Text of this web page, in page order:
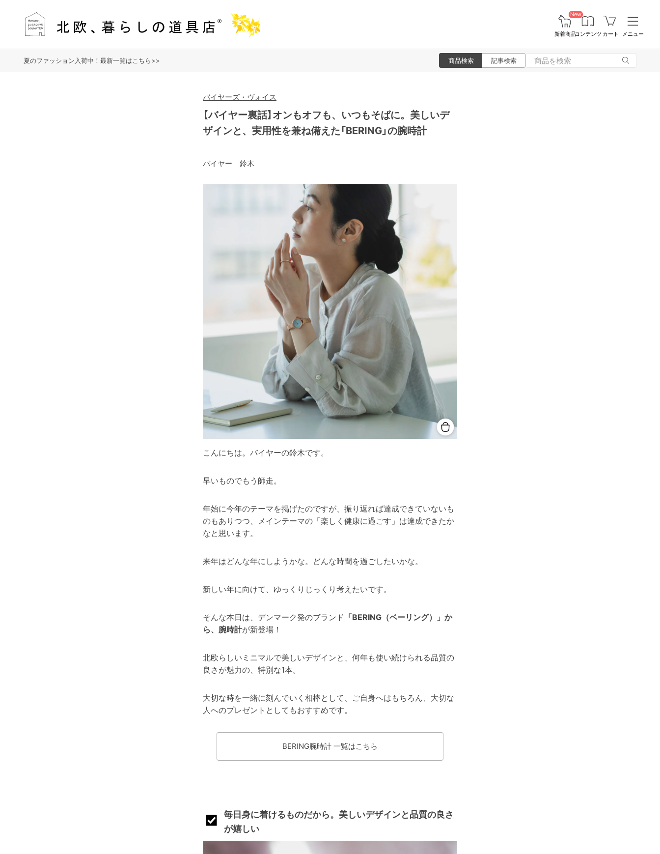
New
新着商品コンテンツ カート メニュー
夏のファッション入荷中！最新一覧はこちら>> 商品検索 記事検索
バイヤーズ・ヴォイス
【バイヤー裏話】オンもオフも、いつもそばに。美しいデ
ザインと、実用性を兼ね備えた「BERING」の腕時計
バイヤー 鈴木
こんにちは。バイヤーの鈴木です。
早いものでもう師走。
年始に今年のテーマを掲げたのですが、振り返れば達成できていないも
のもありつつ、メインテーマの「楽しく健康に過ごす」は達成できたか
なと思います。
来年はどんな年にしようかな。どんな時間を過ごしたいかな。
新しい年に向けて、ゆっくりじっくり考えたいです。
そんな本日は、デンマーク発のブランド 「BERING（ベーリング）」か
ら、腕時計が新登場！
北欧らしいミニマルで美しいデザインと、何年も使い続けられる品質の
良さが魅力の、特別な1本。
大切な時を一緒に刻んでいく相棒として、ご自身へはもちろん、大切な
人へのプレゼントとしてもおすすめです。
BERING腕時計 一覧はこちら
毎日身に着けるものだから。美しいデザインと品質の良さ
が嬉しい